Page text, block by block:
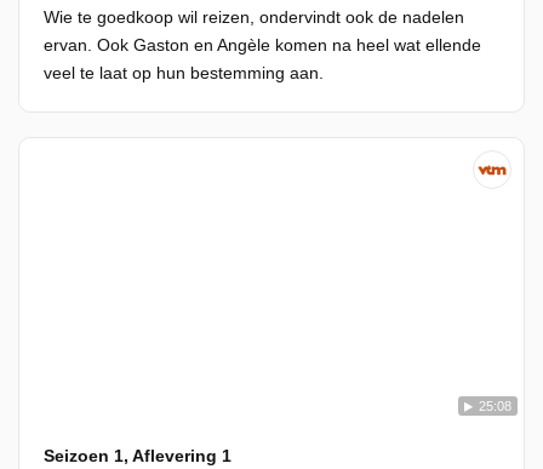
Wie te goedkoop wil reizen, ondervindt ook de nadelen
ervan. Ook Gaston en Angèle komen na heel wat ellende
veel te laat op hun bestemming aan.
25:08
Seizoen 1, Aflevering 1